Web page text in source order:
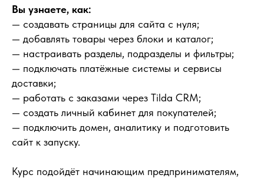
Вы узнаете, как:
— создавать страницы для сайта с нуля;
— добавлять товары через блоки и каталог;
— настраивать разделы, подразделы и фильтры;
— подключать платёжные системы и сервисы
доставки;
— работать с заказами через Tilda CRM;
— создать личный кабинет для покупателей;
— подключить домен, аналитику и подготовить
сайт к запуску.
Курс подойдёт начинающим предпринимателям,